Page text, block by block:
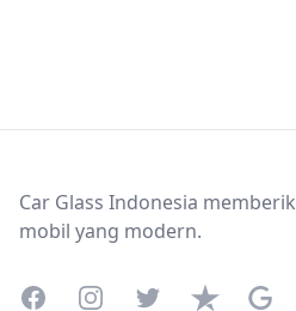
Car Glass Indonesia
mobil yang modern.
FacebookInstagramTwitterTrustpilot